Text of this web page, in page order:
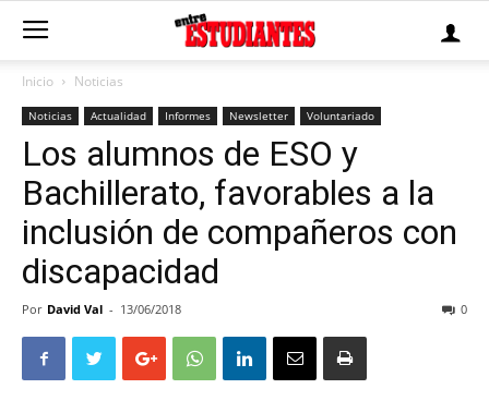
Inicio Noticias
Noticias Actualidad Informes Newsletter Voluntariado
Los alumnos de ESO y
Bachillerato, favorables a la
inclusión de compañeros con
discapacidad
Por David Val - 13/06/2018 0